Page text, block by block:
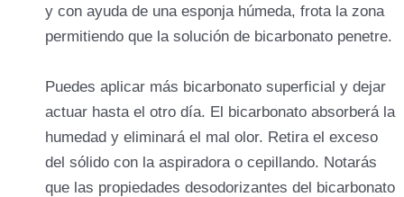
y con ayuda de una esponja húmeda, frota la zona
permitiendo que la solución de bicarbonato penetre.
Puedes aplicar más bicarbonato superficial y dejar
actuar hasta el otro día. El bicarbonato absorberá la
humedad y eliminará el mal olor. Retira el exceso
del sólido con la aspiradora o cepillando. Notarás
que las propiedades desodorizantes del bicarbonato